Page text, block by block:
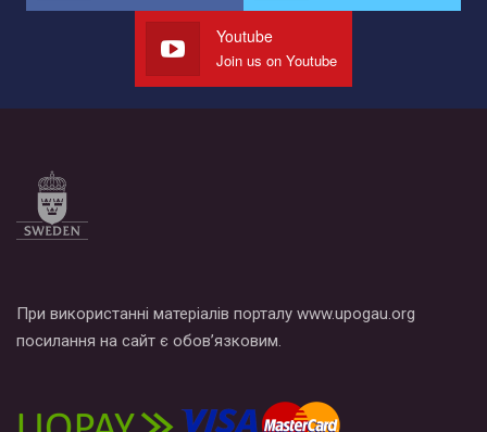
Youtube
Join us on Youtube
При використанні матеріалів порталу www.upogau.org
посилання на сайт є обов’язковим.